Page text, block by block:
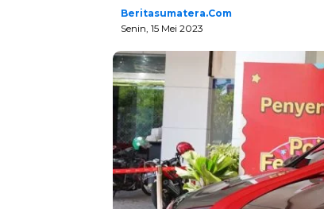
Beritasumatera.com
Senin, 15 Mei 2023